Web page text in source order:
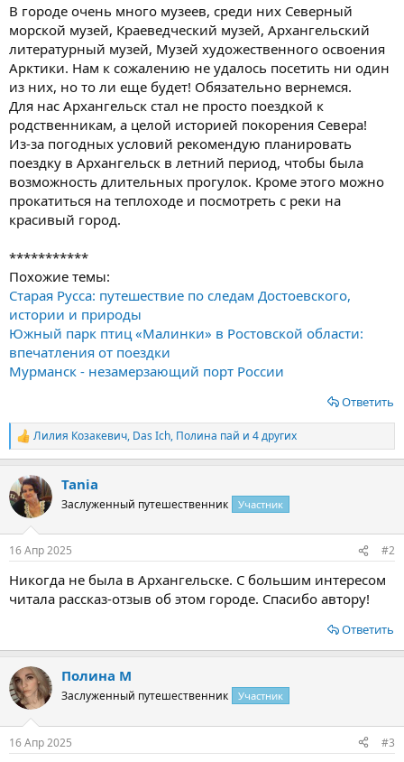
В городе очень много музеев, среди них Северный
морской музей, Краеведческий музей, Архангельский
литературный музей, Музей художественного освоения
Арктики. Нам к сожалению не удалось посетить ни один
из них, но то ли еще будет! Обязательно вернемся.
Для нас Архангельск стал не просто поездкой к
родственникам, а целой историей покорения Севера!
Из-за погодных условий рекомендую планировать
поездку в Архангельск в летний период, чтобы была
возможность длительных прогулок. Кроме этого можно
прокатиться на теплоходе и посмотреть с реки на
красивый город.
***********
Похожие темы:
Старая Русса: путешествие по следам Достоевского,
истории и природы
Южный парк птиц «Малинки» в Ростовской области:
впечатления от поездки
Мурманск - незамерзающий порт России
Ответить
Р
е
к
ц
и
Лилия Козакевич, Das Ich, Полина пай и 4 других
Tania
Заслуженный путешественник Участник
16 Апр 2025 #2
Никогда не была в Архангельске. С большим интересом
читала рассказ-отзыв об этом городе. Спасибо автору!
Ответить
Полина М
Заслуженный путешественник Участник
16 Апр 2025 #3